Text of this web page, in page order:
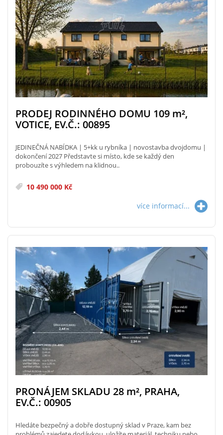
PRODEJ RODINNÉHO DOMU 109 m²,
VOTICE, EV.Č.: 00895
JEDINEČNÁ NABÍDKA | 5+kk u rybníka | novostavba dvojdomu |
dokončení 2027 Představte si místo, kde se každý den
probouzíte s výhledem na klidnou..
10 490 000 Kč
více informací...
PRONÁJEM SKLADU 28 m², PRAHA,
EV.Č.: 00905
Hledáte bezpečný a dobře dostupný sklad v Praze, kam bez